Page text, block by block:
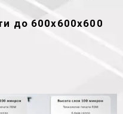
до 600х600х600